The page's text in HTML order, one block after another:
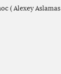
( Alexey Aslamas